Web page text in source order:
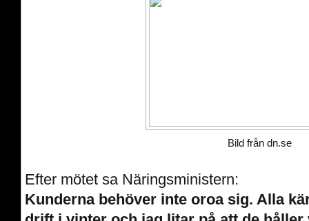
Bild från dn.se
Efter mötet sa Näringsministern:
Kunderna behöver inte oroa sig. Alla